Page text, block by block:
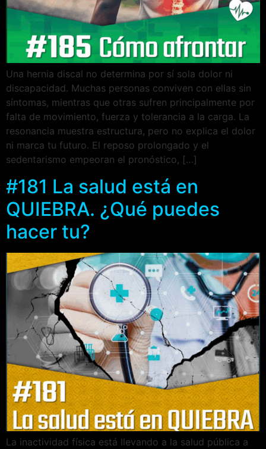
Una hernia discal no determina por sí sola dolor ni
discapacidad. Muchas personas conviven con ellas sin
síntomas, mientras que otras sufren principalmente por
falta de movimiento, fuerza y tolerancia a la carga. La
resonancia muestra estructura, pero no explica el dolor
ni marca tu futuro. El reposo prolongado y el
sedentarismo empeoran el pronóstico, […]
#181 La salud está en
QUIEBRA. ¿Qué puedes
hacer tu?
La inactividad física está llevando a la salud pública a